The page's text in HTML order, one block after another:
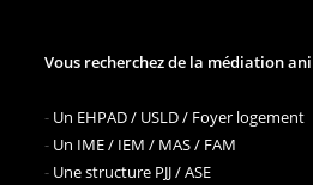
Vous recherchez de la médiation
- Un EHPAD / USLD / Foyer logement
- Un IME / IEM / MAS / FAM
- Une structure PJJ / ASE